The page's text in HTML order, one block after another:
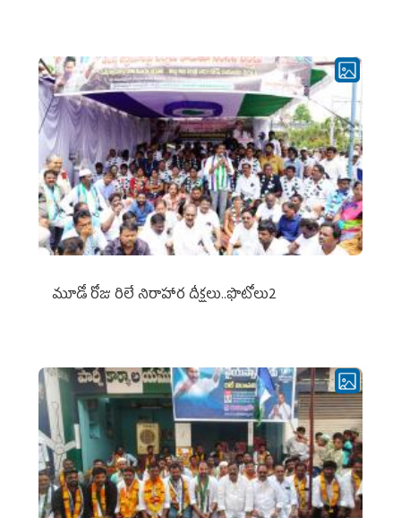
మూడో రోజు రిలే నిరాహార దీక్షలు..ఫొటోలు2